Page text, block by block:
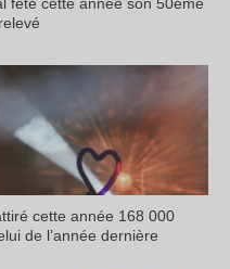
fête cette année son 50ème
cette année 168 000
de l’année dernière